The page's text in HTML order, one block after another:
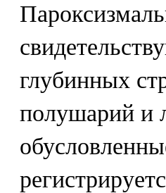
глубинных
полушарий и